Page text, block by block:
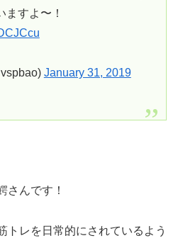
ますよ〜！
January 31, 2019
さんです！
トレを日常的にされているよう